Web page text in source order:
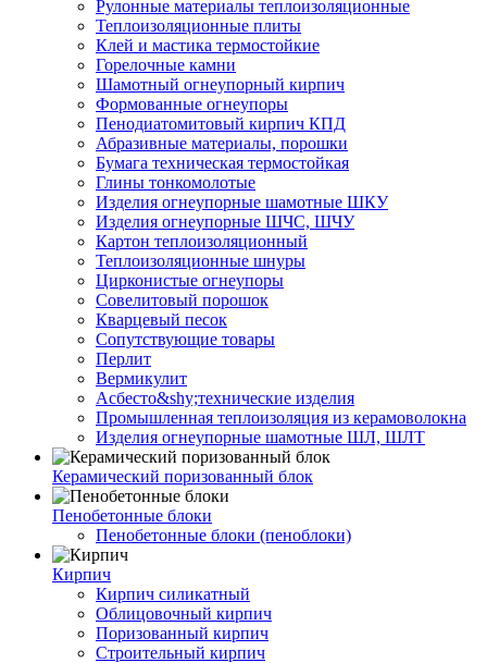
Рулонные материалы теплоизоляционные
Тепло­изоляционные плиты
Клей и мастика термостойкие
Горелочные камни
Шамотный огнеупорный кирпич
Формованные огнеупоры
Пенодиатомитовый кирпич КПД
Абразивные материалы, порошки
Бумага техническая термостойкая
Глины тонкомолотые
Изделия огнеупорные шамотные ШКУ
Изделия огнеупорные ШЧС, ШЧУ
Картон теплоизоляционный
Теплоизоляционные шнуры
Цирконистые огнеупоры
Совелитовый порошок
Кварцевый песок
Сопутствующие товары
Перлит
Вермикулит
Асбесто&shy;технические изделия
Промышленная теплоизоляция из керамоволокна
Изделия огнеупорные шамотные ШЛ, ШЛТ
Керамический поризованный блок
Пенобетонные блоки
Пенобетонные блоки (пеноблоки)
Кирпич
Кирпич силикатный
Облицовочный кирпич
Поризованный кирпич
Строительный кирпич